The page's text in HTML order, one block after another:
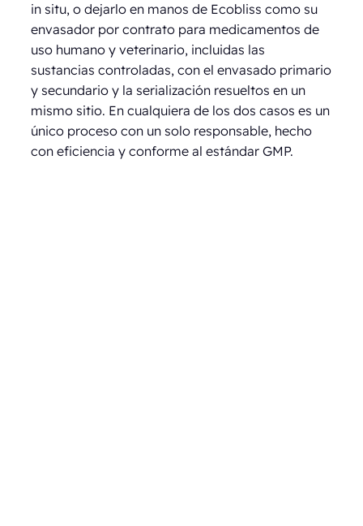
in situ, o dejarlo en manos de Ecobliss como su
envasador por contrato para medicamentos de
uso humano y veterinario, incluidas las
sustancias controladas, con el envasado primario
y secundario y la serialización resueltos en un
mismo sitio. En cualquiera de los dos casos es un
único proceso con un solo responsable, hecho
con eficiencia y conforme al estándar GMP.